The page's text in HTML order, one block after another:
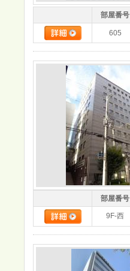
部屋番号
605
部屋番号
9F-西